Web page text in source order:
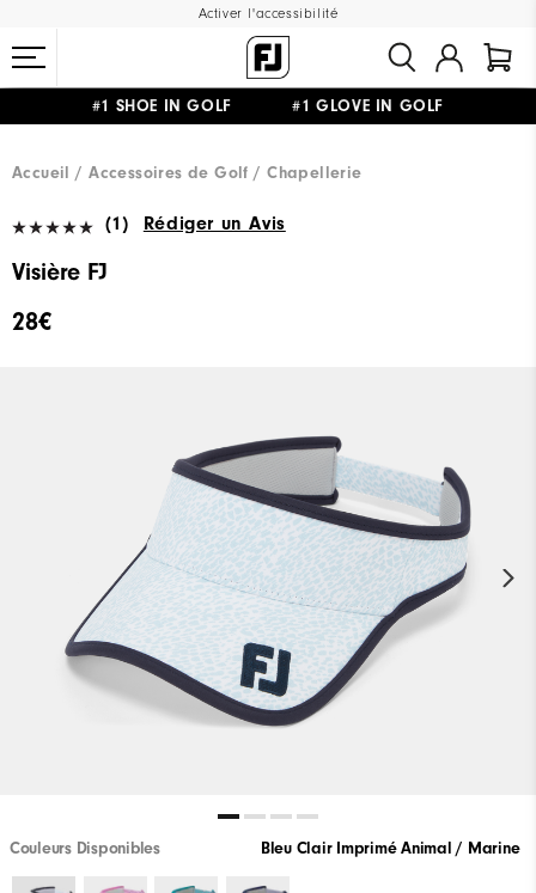
Activer l'accessibilité
#1 SHOE IN GOLF #1 GLOVE IN GOLF
Accueil
Accessoires de Golf Chapellerie
(1) Rédiger un Avis
Visière FJ
28€
Couleurs Disponibles Bleu Clair Imprimé Animal / Marine